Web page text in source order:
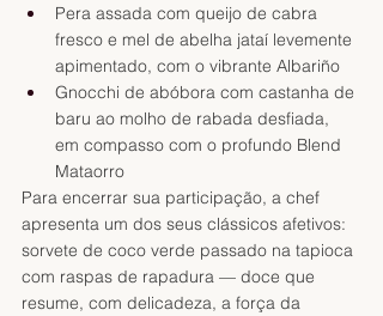
Pera assada com queijo de cabra
fresco e mel de abelha jataí levemente
apimentado, com o vibrante Albariño
Gnocchi de abóbora com castanha de
baru ao molho de rabada desfiada,
em compasso com o profundo Blend
Mataorro
Para encerrar sua participação, a chef
apresenta um dos seus clássicos afetivos:
sorvete de coco verde passado na tapioca
com raspas de rapadura — doce que
resume, com delicadeza, a força da